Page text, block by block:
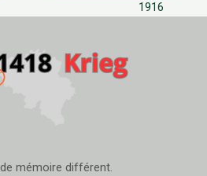
1916
mémoire différent.